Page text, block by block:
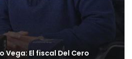
Vega: El fiscal Del Cero